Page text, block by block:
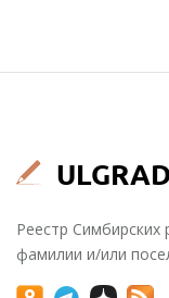
Реестр Симбирских
фамилии и/или